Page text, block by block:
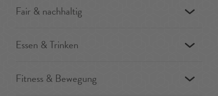
Fair & nachhaltig
Essen & Trinken
Fitness & Bewegung